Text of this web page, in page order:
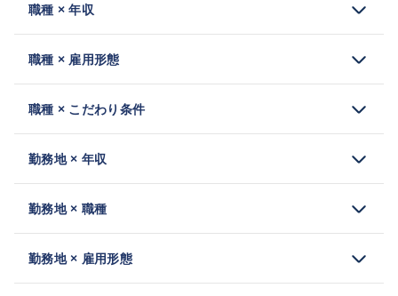
職種 × 年収
職種 × 雇用形態
職種 × こだわり条件
勤務地 × 年収
勤務地 × 職種
勤務地 × 雇用形態